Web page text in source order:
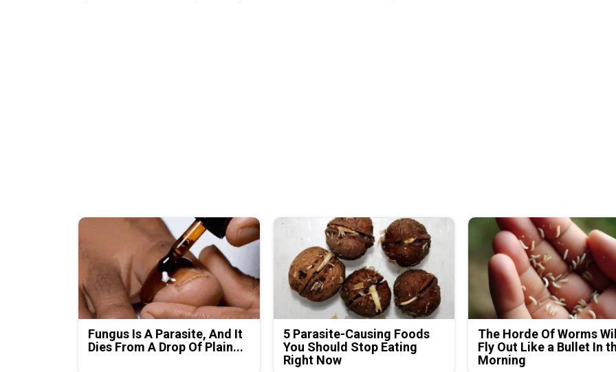
Fungus Is A Parasite, And It
Dies From A Drop Of Plain...
5 Parasite-Causing Foods
You Should Stop Eating
Right Now
The Horde Of Worms
Fly Out Like a Bullet In
Morning